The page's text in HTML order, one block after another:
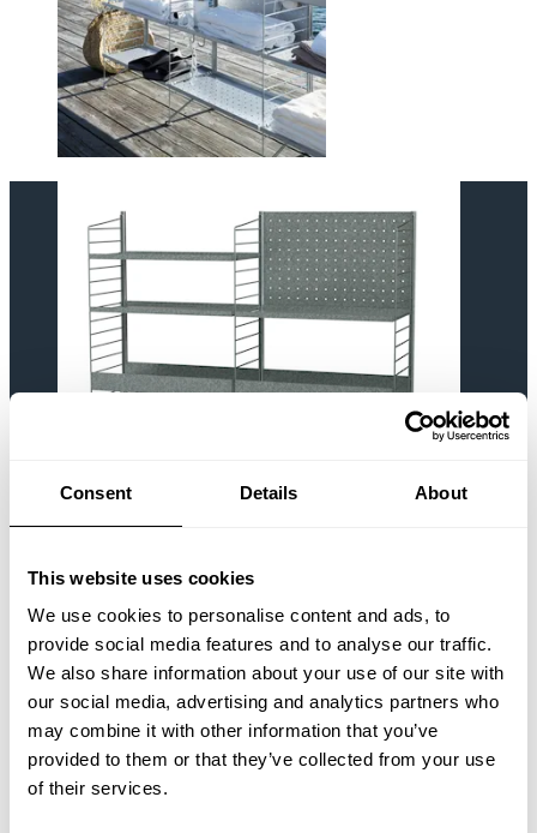
Consent Details About
This website uses cookies
We use cookies to personalise content and ads, to
provide social media features and to analyse our traffic.
We also share information about your use of our site with
our social media, advertising and analytics partners who
may combine it with other information that you’ve
provided to them or that they’ve collected from your use
of their services.